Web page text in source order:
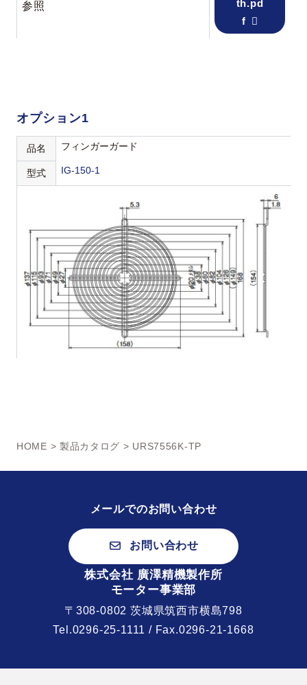
参照
th.pd
f
オプション1
品名 フィンガーガード
型式 IG-150-1
HOME > 製品カタログ > URS7556K-TP
メールでのお問い合わせ
お問い合わせ
株式会社 廣澤精機製作所
モーター事業部
〒308-0802 茨城県筑西市横島798
Tel.0296-25-1111 / Fax.0296-21-1668